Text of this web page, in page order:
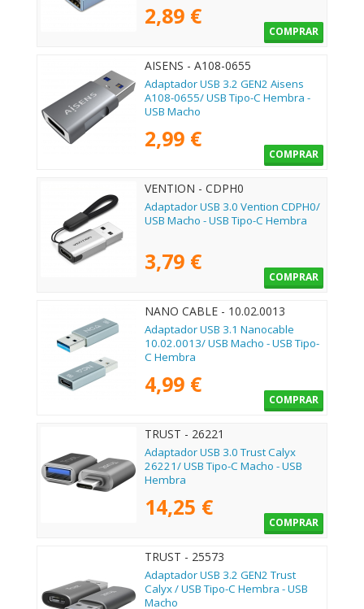
2,89 €
COMPRAR
AISENS - A108-0655
Adaptador USB 3.2 GEN2 Aisens
A108-0655/ USB Tipo-C Hembra -
USB Macho
2,99 €
COMPRAR
VENTION - CDPH0
Adaptador USB 3.0 Vention CDPH0/
USB Macho - USB Tipo-C Hembra
3,79 €
COMPRAR
NANO CABLE - 10.02.0013
Adaptador USB 3.1 Nanocable
10.02.0013/ USB Macho - USB Tipo-
C Hembra
4,99 €
COMPRAR
TRUST - 26221
Adaptador USB 3.0 Trust Calyx
26221/ USB Tipo-C Macho - USB
Hembra
14,25 €
COMPRAR
TRUST - 25573
Adaptador USB 3.2 GEN2 Trust
Calyx / USB Tipo-C Hembra - USB
Macho